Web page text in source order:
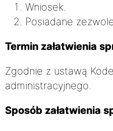
Wniosek.
Posiadane
Termin załatwienia
Zgodnie z ustawą
administracyjnego.
Sposób załatwienia